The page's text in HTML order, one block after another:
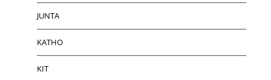
JUNTA
KATHO
KIT